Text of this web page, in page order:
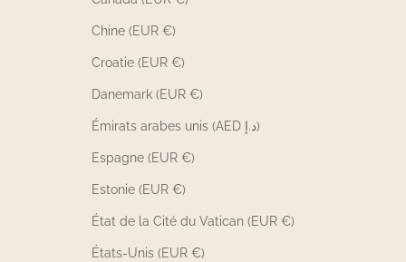
Chine (EUR €)
Croatie (EUR €)
Danemark (EUR €)
Émirats arabes unis (AED د.إ)
Espagne (EUR €)
Estonie (EUR €)
État de la Cité du Vatican (EUR €)
États-Unis (EUR €)